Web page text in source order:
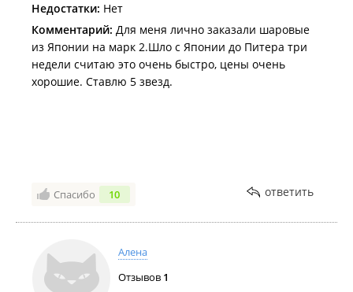
Недостатки: Нет
Комментарий: Для меня лично заказали шаровые
из Японии на марк 2.Шло с Японии до Питера три
недели считаю это очень быстро, цены очень
хорошие. Ставлю 5 звезд.
Спасибо 10 ответить
Алена
Отзывов 1